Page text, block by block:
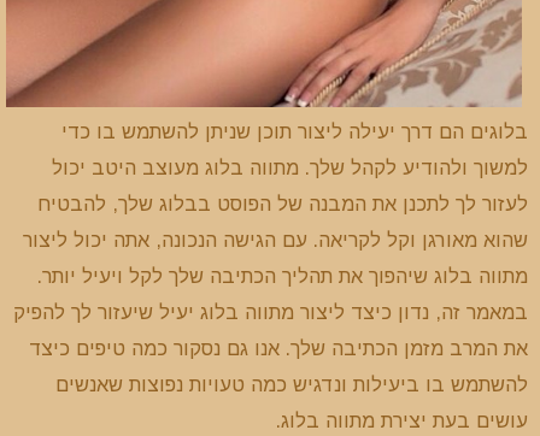
בלוגים הם דרך יעילה ליצור תוכן שניתן להשתמש בו כדי
למשוך ולהודיע לקהל שלך. מתווה בלוג מעוצב היטב יכול
לעזור לך לתכנן את המבנה של הפוסט בבלוג שלך, להבטיח
שהוא מאורגן וקל לקריאה. עם הגישה הנכונה, אתה יכול ליצור
מתווה בלוג שיהפוך את תהליך הכתיבה שלך לקל ויעיל יותר.
במאמר זה, נדון כיצד ליצור מתווה בלוג יעיל שיעזור לך להפיק
את המרב מזמן הכתיבה שלך. אנו גם נסקור כמה טיפים כיצד
להשתמש בו ביעילות ונדגיש כמה טעויות נפוצות שאנשים
עושים בעת יצירת מתווה בלוג.